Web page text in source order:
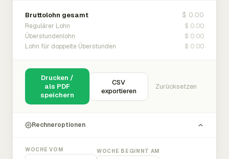
Bruttolohn gesamt $ 0.00
Regulärer Lohn $ 0.00
Überstundenlohn $ 0.00
Lohn für doppelte Überstunden $ 0.00
Drucken /
als PDF
speichern
CSV
exportieren
Zurücksetzen
Rechneroptionen
WOCHE VOM WOCHE BEGINNT AM